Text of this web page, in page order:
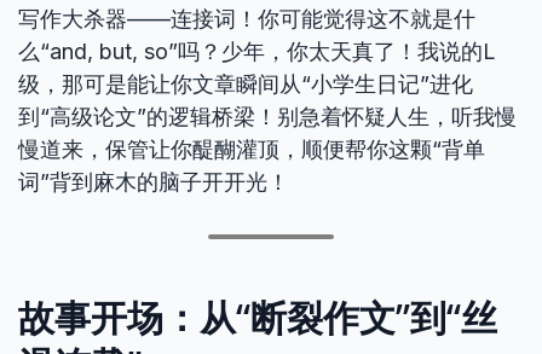
写作大杀器——连接词！你可能觉得这不就是什
么“and, but, so”吗？少年，你太天真了！我说的L
级，那可是能让你文章瞬间从“小学生日记”进化
到“高级论文”的逻辑桥梁！别急着怀疑人生，听我慢
慢道来，保管让你醍醐灌顶，顺便帮你这颗“背单
词”背到麻木的脑子开开光！
故事开场：从“断裂作文”到“丝